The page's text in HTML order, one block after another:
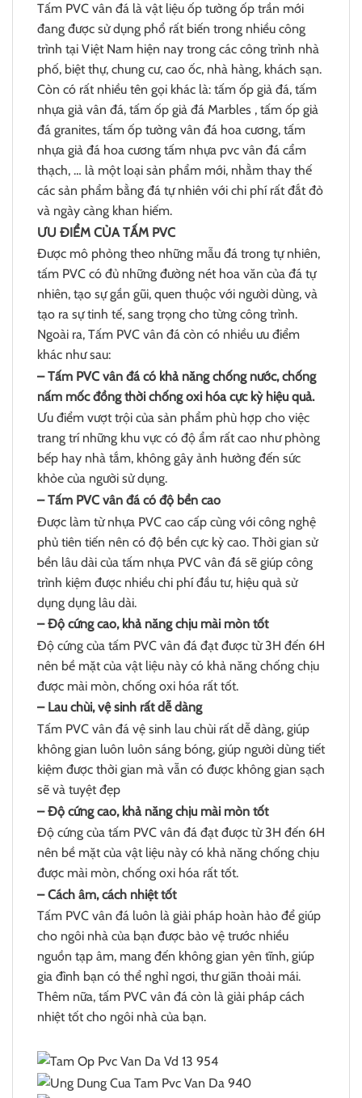
Tấm PVC vân đá là vật liệu ốp tường ốp trần mới
đang được sử dụng phổ rất biến trong nhiều công
trình tại Việt Nam hiện nay trong các công trình nhà
phố, biệt thự, chung cư, cao ốc, nhà hàng, khách sạn.
Còn có rất nhiều tên gọi khác là: tấm ốp giả đá, tấm
nhựa giả vân đá, tấm ốp giả đá Marbles , tấm ốp giả
đá granites, tấm ốp tường vân đá hoa cương, tấm
nhựa giả đá hoa cương tấm nhựa pvc vân đá cẩm
thạch, … là một loại sản phẩm mới, nhằm thay thế
các sản phẩm bằng đá tự nhiên với chi phí rất đắt đỏ
và ngày càng khan hiếm.
ƯU ĐIỂM CỦA TẤM PVC
Được mô phỏng theo những mẫu đá trong tự nhiên,
tấm PVC có đủ những đường nét hoa văn của đá tự
nhiên, tạo sự gần gũi, quen thuộc với người dùng, và
tạo ra sự tinh tế, sang trọng cho từng công trình.
Ngoài ra, Tấm PVC vân đá còn có nhiều ưu điểm
khác như sau:
– Tấm PVC vân đá có khả năng chống nước, chống
nấm mốc đồng thời chống oxi hóa cực kỳ hiệu quả.
Ưu điểm vượt trội của sản phẩm phù hợp cho việc
trang trí những khu vực có độ ẩm rất cao như phòng
bếp hay nhà tắm, không gây ảnh hưởng đến sức
khỏe của người sử dụng.
– Tấm PVC vân đá có độ bền cao
Được làm từ nhựa PVC cao cấp cùng với công nghệ
phủ tiên tiến nên có độ bền cực kỳ cao. Thời gian sử
bền lâu dài của tấm nhựa PVC vân đá sẽ giúp công
trình kiệm được nhiều chi phí đầu tư, hiệu quả sử
dụng dụng lâu dài.
– Độ cứng cao, khả năng chịu mài mòn tốt
Độ cứng của tấm PVC vân đá đạt được từ 3H đến 6H
nên bề mặt của vật liệu này có khả năng chống chịu
được mài mòn, chống oxi hóa rất tốt.
– Lau chùi, vệ sinh rất dễ dàng
Tấm PVC vân đá vệ sinh lau chùi rất dễ dàng, giúp
không gian luôn luôn sáng bóng, giúp người dùng tiết
kiệm được thời gian mà vẫn có được không gian sạch
sẽ và tuyệt đẹp
– Độ cứng cao, khả năng chịu mài mòn tốt
Độ cứng của tấm PVC vân đá đạt được từ 3H đến 6H
nên bề mặt của vật liệu này có khả năng chống chịu
được mài mòn, chống oxi hóa rất tốt.
– Cách âm, cách nhiệt tốt
Tấm PVC vân đá luôn là giải pháp hoàn hảo để giúp
cho ngôi nhà của bạn được bảo vệ trước nhiều
nguồn tạp âm, mang đến không gian yên tĩnh, giúp
gia đình bạn có thể nghỉ ngơi, thư giãn thoải mái.
Thêm nữa, tấm PVC vân đá còn là giải pháp cách
nhiệt tốt cho ngôi nhà của bạn.